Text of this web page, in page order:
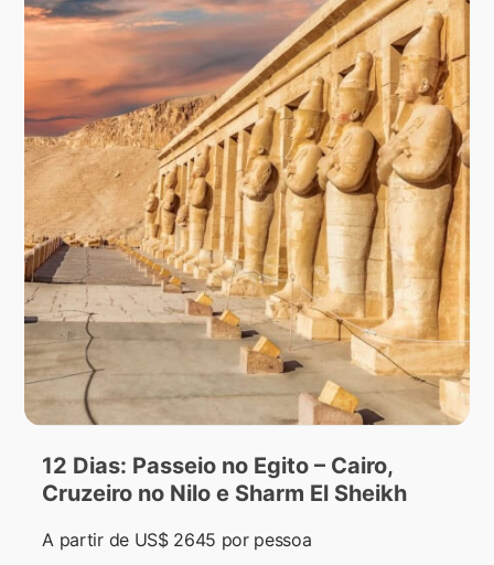
12 Dias: Passeio no Egito – Cairo,
Cruzeiro no Nilo e Sharm El Sheikh
A partir de US$ 2645 por pessoa